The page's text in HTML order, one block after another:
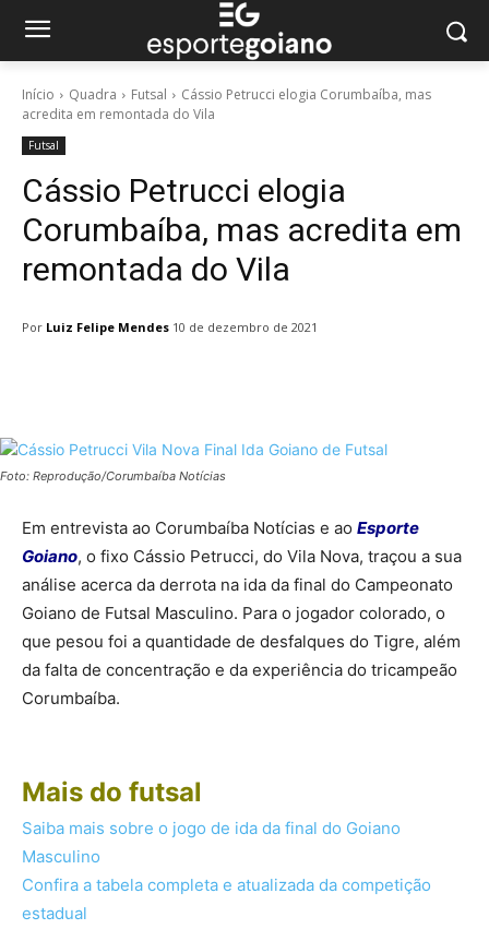
Início Quadra Futsal
Cássio Petrucci elogia Corumbaíba, mas
acredita em remontada do Vila
Futsal
Cássio Petrucci elogia
Corumbaíba, mas acredita em
remontada do Vila
Por Luiz Felipe Mendes 10 de dezembro de 2021
Foto: Reprodução/Corumbaíba Notícias
Em entrevista ao Corumbaíba Notícias e ao Esporte
Goiano, o fixo Cássio Petrucci, do Vila Nova, traçou a sua
análise acerca da derrota na ida da final do Campeonato
Goiano de Futsal Masculino. Para o jogador colorado, o
que pesou foi a quantidade de desfalques do Tigre, além
da falta de concentração e da experiência do tricampeão
Corumbaíba.
Mais do futsal
Saiba mais sobre o jogo de ida da final do Goiano
Masculino
Confira a tabela completa e atualizada da competição
estadual